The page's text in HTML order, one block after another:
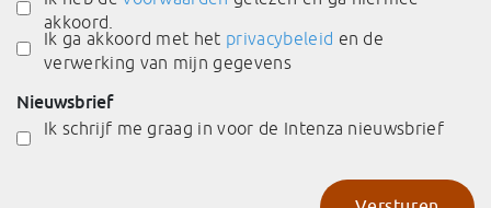
akkoord.
Ik ga akkoord met het privacybeleid en de
verwerking van mijn gegevens
Nieuwsbrief
Ik schrijf me graag in voor de Intenza nieuwsbrief